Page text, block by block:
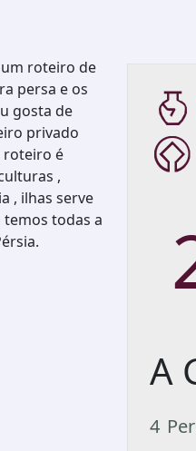
um roteiro de
persa e os
gosta de
privado
roteiro é
,
, ilhas serve
todas a
A
4